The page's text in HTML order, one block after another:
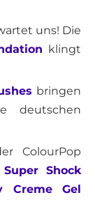
uns! Die
klingt
bringen
deutschen
ColourPop
Shock
Creme Gel